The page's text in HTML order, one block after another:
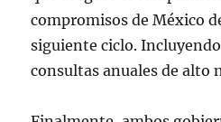
compromisos de México
siguiente ciclo.
consultas anuales de alto